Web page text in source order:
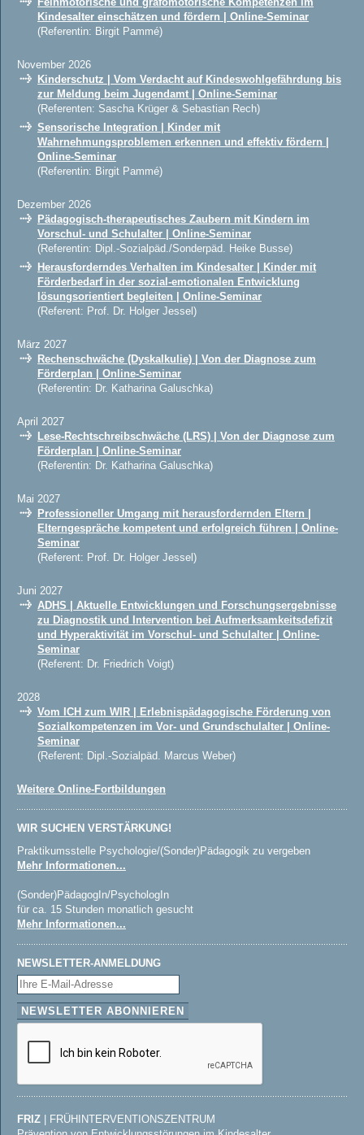
Kindesalter einschätzen und fördern | Online-Seminar
(Referentin: Birgit Pammé)
November 2026
Kinderschutz | Vom Verdacht auf Kindeswohlgefährdung bis
zur Meldung beim Jugendamt | Online-Seminar
(Referenten: Sascha Krüger & Sebastian Rech)
Sensorische Integration | Kinder mit
Wahrnehmungsproblemen erkennen und effektiv fördern |
Online-Seminar
(Referentin: Birgit Pammé)
Dezember 2026
Pädagogisch-therapeutisches Zaubern mit Kindern im
Vorschul- und Schulalter | Online-Seminar
(Referentin: Dipl.-Sozialpäd./Sonderpäd. Heike Busse)
Herausforderndes Verhalten im Kindesalter | Kinder mit
Förderbedarf in der sozial-emotionalen Entwicklung
lösungsorientiert begleiten | Online-Seminar
(Referent: Prof. Dr. Holger Jessel)
März 2027
Rechenschwäche (Dyskalkulie) | Von der Diagnose zum
Förderplan | Online-Seminar
(Referentin: Dr. Katharina Galuschka)
April 2027
Lese-Rechtschreibschwäche (LRS) | Von der Diagnose zum
Förderplan | Online-Seminar
(Referentin: Dr. Katharina Galuschka)
Mai 2027
Professioneller Umgang mit herausfordernden Eltern |
Elterngespräche kompetent und erfolgreich führen | Online-
Seminar
(Referent: Prof. Dr. Holger Jessel)
Juni 2027
ADHS | Aktuelle Entwicklungen und Forschungsergebnisse
zu Diagnostik und Intervention bei Aufmerksamkeitsdefizit
und Hyperaktivität im Vorschul- und Schulalter | Online-
Seminar
(Referent: Dr. Friedrich Voigt)
2028
Vom ICH zum WIR | Erlebnispädagogische Förderung von
Sozialkompetenzen im Vor- und Grundschulalter | Online-
Seminar
(Referent: Dipl.-Sozialpäd. Marcus Weber)
Weitere Online-Fortbildungen
WIR SUCHEN VERSTÄRKUNG!
Praktikumsstelle Psychologie/(Sonder)Pädagogik zu vergeben
Mehr Informationen...
(Sonder)PädagogIn/PsychologIn
für ca. 15 Stunden monatlich gesucht
Mehr Informationen...
NEWSLETTER-ANMELDUNG
FRIZ
| FRÜHINTERVENTIONSZENTRUM